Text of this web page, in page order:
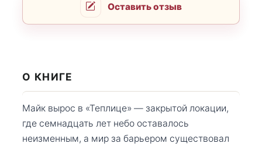
Оставить отзыв
О КНИГЕ
Майк вырос в «Теплице» — закрытой локации,
где семнадцать лет небо оставалось
неизменным, а мир за барьером существовал